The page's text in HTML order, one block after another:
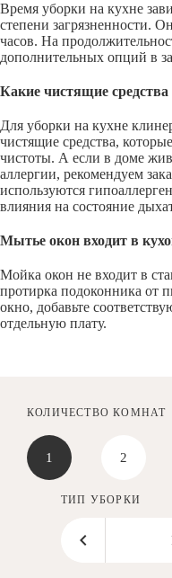
Время уборки на кухне
степени загрязненности.
часов. На
дополнительных опций в
Какие чистящие
Для уборки на кухне
чистящие средства,
чистоты. А если в доме
аллергии, рекомендуем
используются
влияния на состояние
Мытье окон входит в
Мойка окон не входит в
протирка подоконника от
окно, добавьте
отдельную плату.
КОЛИЧЕСТВО КОМНАТ
1 2
ТИП УБОРКИ